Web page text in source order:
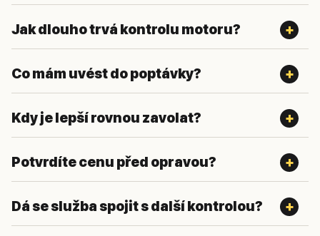
Jak dlouho trvá kontrolu motoru?
Co mám uvést do poptávky?
Kdy je lepší rovnou zavolat?
Potvrdíte cenu před opravou?
Dá se služba spojit s další kontrolou?